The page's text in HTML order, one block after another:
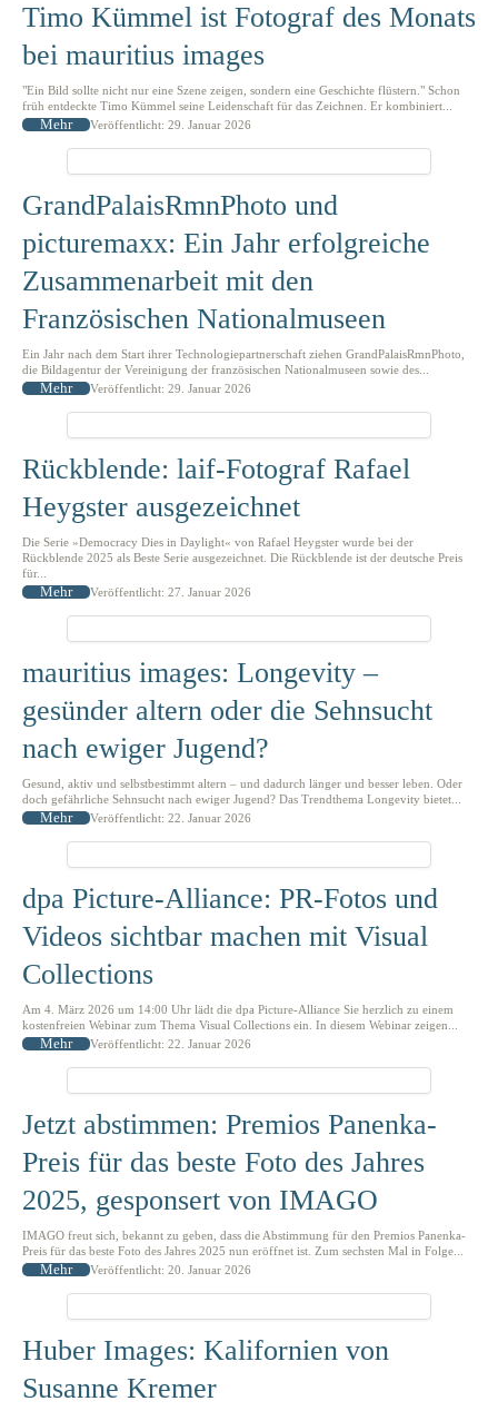
Timo Kümmel ist Fotograf des Monats
bei mauritius images
"Ein Bild sollte nicht nur eine Szene zeigen, sondern eine Geschichte flüstern." Schon
früh entdeckte Timo Kümmel seine Leidenschaft für das Zeichnen. Er kombiniert...
Mehr Veröffentlicht: 29. Januar 2026
GrandPalaisRmnPhoto und
picturemaxx: Ein Jahr erfolgreiche
Zusammenarbeit mit den
Französischen Nationalmuseen
Ein Jahr nach dem Start ihrer Technologiepartnerschaft ziehen GrandPalaisRmnPhoto,
die Bildagentur der Vereinigung der französischen Nationalmuseen sowie des...
Mehr Veröffentlicht: 29. Januar 2026
Rückblende: laif-Fotograf Rafael
Heygster ausgezeichnet
Die Serie »Democracy Dies in Daylight« von Rafael Heygster wurde bei der
Rückblende 2025 als Beste Serie ausgezeichnet. Die Rückblende ist der deutsche Preis
für...
Mehr Veröffentlicht: 27. Januar 2026
mauritius images: Longevity –
gesünder altern oder die Sehnsucht
nach ewiger Jugend?
Gesund, aktiv und selbstbestimmt altern – und dadurch länger und besser leben. Oder
doch gefährliche Sehnsucht nach ewiger Jugend? Das Trendthema Longevity bietet...
Mehr Veröffentlicht: 22. Januar 2026
dpa Picture-Alliance: PR-Fotos und
Videos sichtbar machen mit Visual
Collections
Am 4. März 2026 um 14:00 Uhr lädt die dpa Picture-Alliance Sie herzlich zu einem
kostenfreien Webinar zum Thema Visual Collections ein. In diesem Webinar zeigen...
Mehr Veröffentlicht: 22. Januar 2026
Jetzt abstimmen: Premios Panenka-
Preis für das beste Foto des Jahres
2025, gesponsert von IMAGO
IMAGO freut sich, bekannt zu geben, dass die Abstimmung für den Premios Panenka-
Preis für das beste Foto des Jahres 2025 nun eröffnet ist. Zum sechsten Mal in Folge...
Mehr Veröffentlicht: 20. Januar 2026
Huber Images: Kalifornien von
Susanne Kremer